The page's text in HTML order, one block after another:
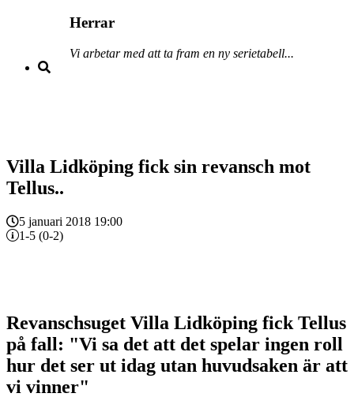
Herrar
Vi arbetar med att ta fram en ny serietabell...
Villa Lidköping fick sin revansch mot
Tellus..
5 januari 2018 19:00
1-5 (0-2)
Revanschsuget Villa Lidköping fick Tellus
på fall: "Vi sa det att det spelar ingen roll
hur det ser ut idag utan huvudsaken är att
vi vinner"